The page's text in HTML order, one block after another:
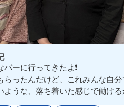
ーに行ってきたよ❗️
らったんだけど、これみんな自
ような、落ち着いた感じで働け